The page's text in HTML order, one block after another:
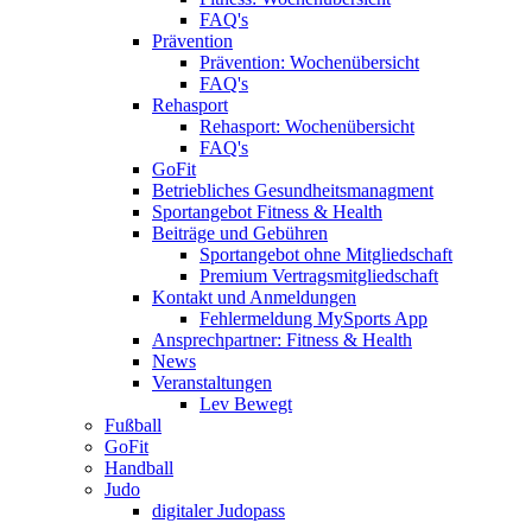
FAQ's
Prävention
Prävention: Wochenübersicht
FAQ's
Rehasport
Rehasport: Wochenübersicht
FAQ's
GoFit
Betriebliches Gesundheitsmanagment
Sportangebot Fitness & Health
Beiträge und Gebühren
Sportangebot ohne Mitgliedschaft
Premium Vertragsmitgliedschaft
Kontakt und Anmeldungen
Fehlermeldung MySports App
Ansprechpartner: Fitness & Health
News
Veranstaltungen
Lev Bewegt
Fußball
GoFit
Handball
Judo
digitaler Judopass